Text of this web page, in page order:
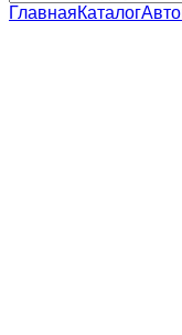
ГлавнаяКаталог